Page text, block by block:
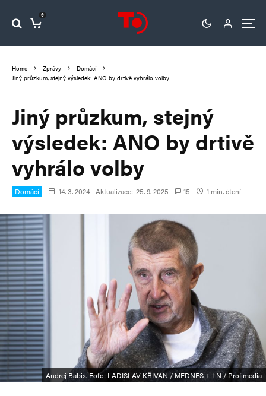
0
Home Zprávy
Domácí
Jiný průzkum, stejný výsledek: ANO by drtivě vyhrálo volby
Jiný průzkum, stejný
výsledek: ANO by drtivě
vyhrálo volby
Domácí 14. 3. 2024 Aktualizace: 25. 9. 2025 15 1 min. čtení
Andrej Babiš. Foto: LADISLAV KŘIVAN / MFDNES + LN / Profimedia